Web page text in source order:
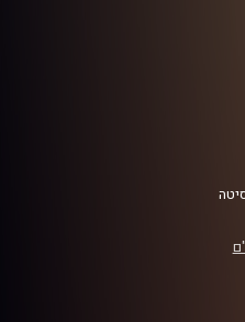
של ספורטאים המפגינים
מומחים מתחום הפסיכולוגיה
מורן סמואל, קובי ליאון, ד"ר
יבלונצ'יק וד"ר רוי בדר.